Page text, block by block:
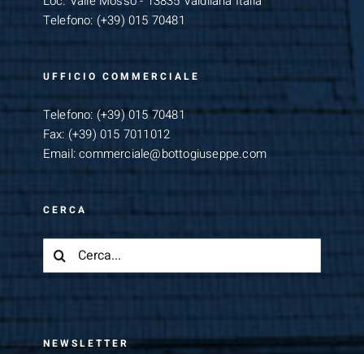
Telefono: (+39) 015 70481
UFFICIO COMMERCIALE
Telefono: (+39) 015 70481
Fax: (+39) 015 7011012
Email:commerciale@bottogiuseppe.com
CERCA
Cerca
NEWSLETTER